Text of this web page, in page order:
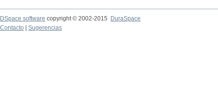
DSpace software copyright © 2002-2015
DuraSpace
Contacto
Sugerencias